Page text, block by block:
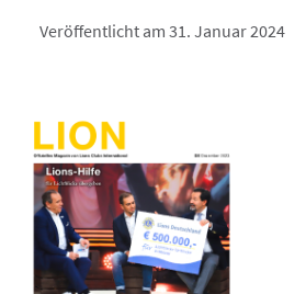
Veröffentlicht am 31. Januar 2024